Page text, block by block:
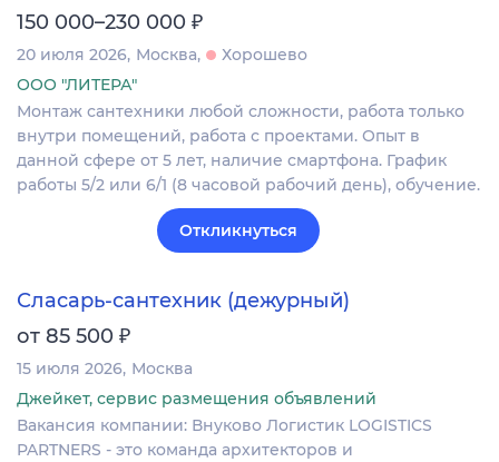
150 000–230 000 ₽
20 июля 2026 Москва
Хорошево
ООО "ЛИТЕРА"
Монтаж сантехники любой сложности, работа только
внутри помещений, работа с проектами. Опыт в
данной сфере от 5 лет, наличие смартфона. График
работы 5/2 или 6/1 (8 часовой рабочий день), обучение.
Откликнуться
Сласарь-сантехник (дежурный)
от 85 500 ₽
15 июля 2026 Москва
Джейкет, сервис размещения объявлений
Вакансия компании: Внуково Логистик LOGISTICS
PARTNERS - это команда архитекторов и